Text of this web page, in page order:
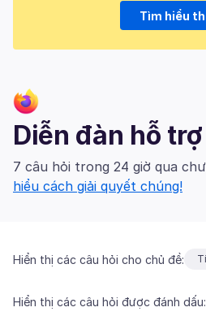
Tìm hiểu
Diễn đàn hỗ
7 câu hỏi trong 24 giờ qua
hiểu cách giải quyết chúng!
Hiển thị các câu hỏi cho chủ đề:
Hiển thị các câu hỏi được đánh dấu: